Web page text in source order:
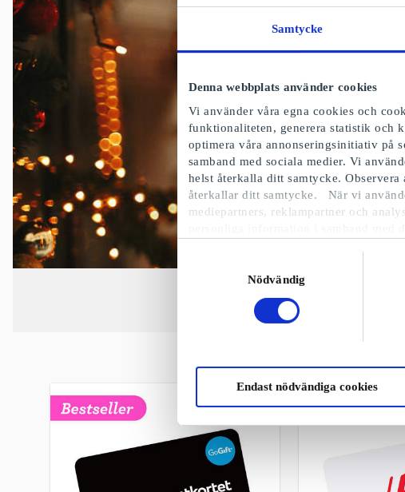
Samtycke
Denna webbplats använder cookies
Vi använder våra egna cookies och
funktionaliteten, generera statistik och
optimera våra annonseringsinitiativ på
samband med sociala medier. Vi
helst återkalla ditt samtycke.
återkallar ditt samtycke. När vi
mediepartners, reklampartner och
Nödvändig
Endast nödvändiga cookies